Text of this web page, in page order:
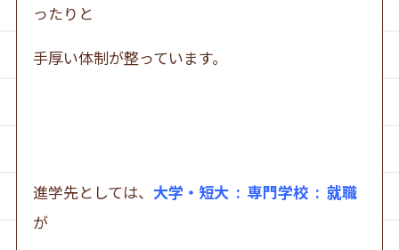
ったりと
手厚い体制が整っています。
進学先としては、 大学・短大 : 専門学校 : 就職
が